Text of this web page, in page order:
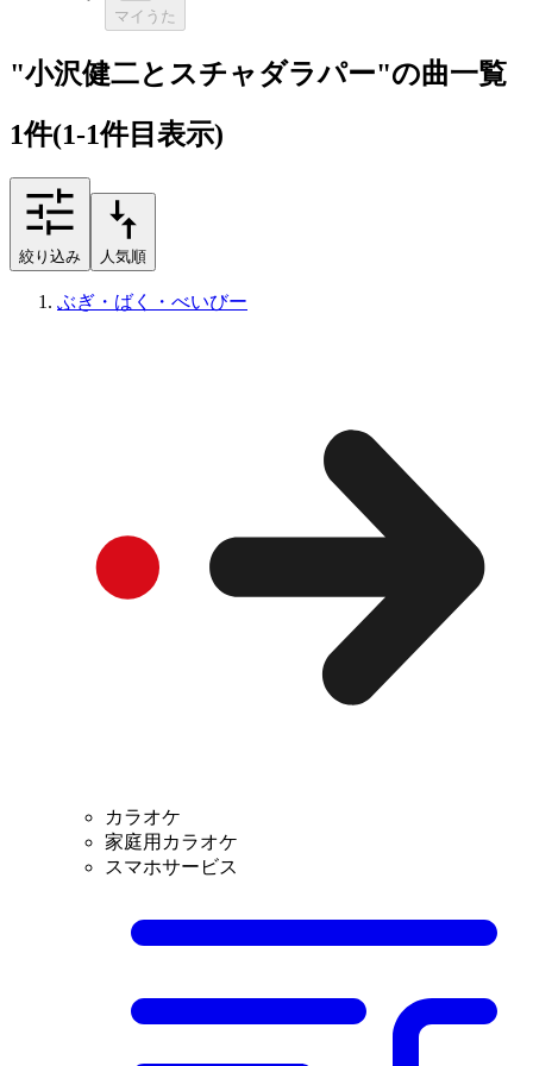
マイうた
"小沢健二とスチャダラパー"の曲一覧
1件(1-1件目表示)
絞り込み 人気順
ぶぎ・ばく・べいびー
カラオケ
家庭用カラオケ
スマホサービス